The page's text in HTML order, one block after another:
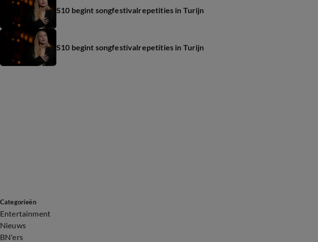
S10 begint songfestivalrepetities in Turijn
S10 begint songfestivalrepetities in Turijn
Categorieën
Entertainment
Nieuws
BN'ers